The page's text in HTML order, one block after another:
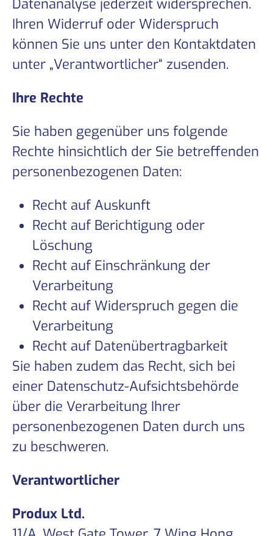
Datenanalyse jederzeit widersprechen.
Ihren Widerruf oder Widerspruch
können Sie uns unter den Kontaktdaten
unter „Verantwortlicher“ zusenden.
Ihre Rechte
Sie haben gegenüber uns folgende
Rechte hinsichtlich der Sie betreffenden
personenbezogenen Daten:
Recht auf Auskunft
Recht auf Berichtigung oder
Löschung
Recht auf Einschränkung der
Verarbeitung
Recht auf Widerspruch gegen die
Verarbeitung
Recht auf Datenübertragbarkeit
Sie haben zudem das Recht, sich bei
einer Datenschutz-Aufsichtsbehörde
über die Verarbeitung Ihrer
personenbezogenen Daten durch uns
zu beschweren.
Verantwortlicher
Produx Ltd.